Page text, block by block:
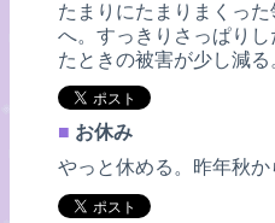
たまりにたまりまくっ
へ。すっきりさっぱり
たときの被害が少し減る
■ お休み
やっと休める。昨年秋か